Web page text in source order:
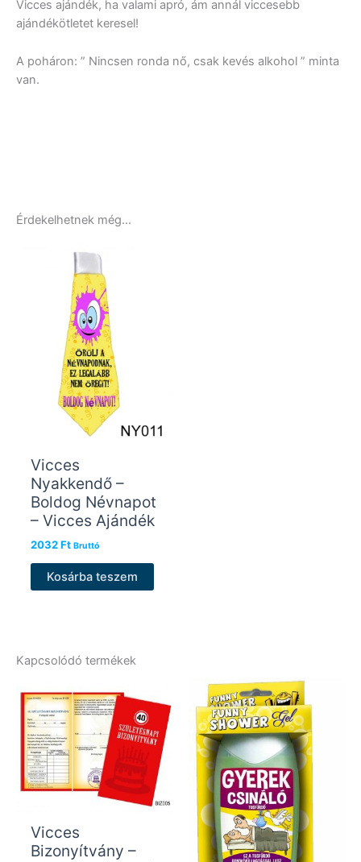
Vicces ajándék, ha valami apró, ám annál viccesebb
ajándékötletet keresel!
A poháron: ” Nincsen ronda nő, csak kevés alkohol ” minta
van.
Érdekelhetnek még…
Vicces
Nyakkendő –
Boldog Névnapot
– Vicces Ajándék
2032Ft Bruttó
Kosárba teszem
Kapcsolódó termékek
Vicces
Bizonyítvány –